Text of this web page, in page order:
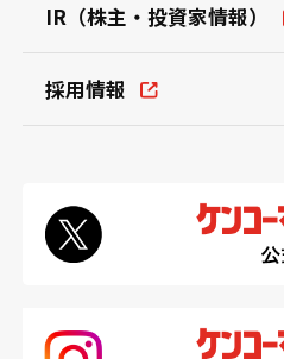
IR（株主・投資家情報）
採用情報